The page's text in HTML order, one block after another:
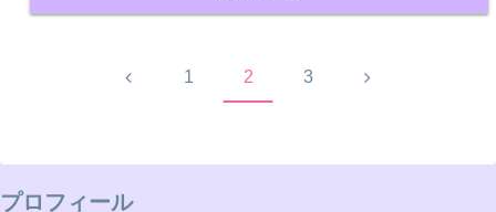
前 1 2 3 次
プロフィール